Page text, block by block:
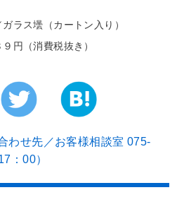
ガラス壜（カートン入り）
円（消費税抜き）
わせ先／お客様相談室 075-
：00）